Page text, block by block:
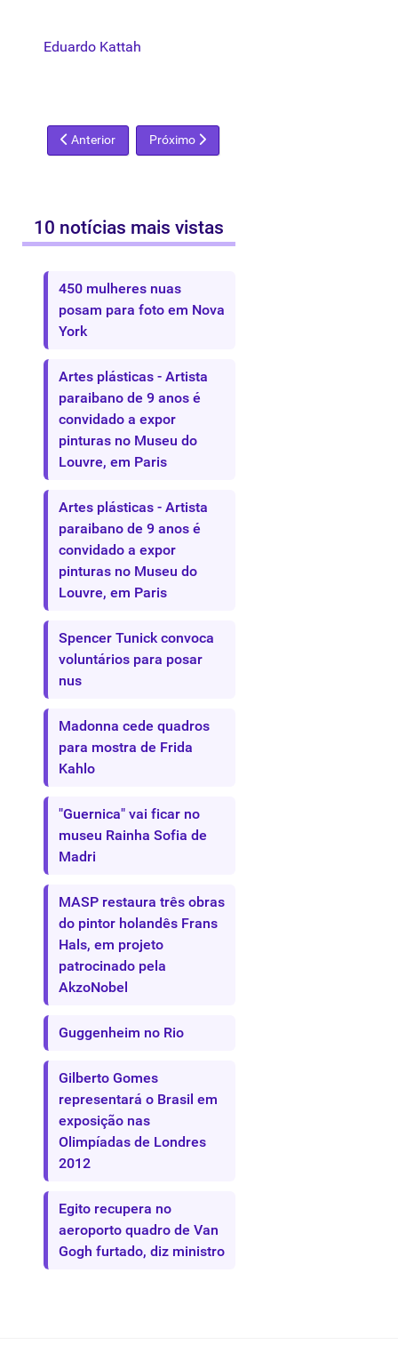
Eduardo Kattah
Artigo anterior: Artista alemão quer recriar Muro de Berlim
Anterior Próximo artigo: Salvador vê Picasso, Dalí,
Próximo
10 notícias mais vistas
450 mulheres nuas
posam para foto em Nova
York
Artes plásticas - Artista
paraibano de 9 anos é
convidado a expor
pinturas no Museu do
Louvre, em Paris
Artes plásticas - Artista
paraibano de 9 anos é
convidado a expor
pinturas no Museu do
Louvre, em Paris
Spencer Tunick convoca
voluntários para posar
nus
Madonna cede quadros
para mostra de Frida
Kahlo
"Guernica" vai ficar no
museu Rainha Sofia de
Madri
MASP restaura três obras
do pintor holandês Frans
Hals, em projeto
patrocinado pela
AkzoNobel
Guggenheim no Rio
Gilberto Gomes
representará o Brasil em
exposição nas
Olimpíadas de Londres
2012
Egito recupera no
aeroporto quadro de Van
Gogh furtado, diz ministro